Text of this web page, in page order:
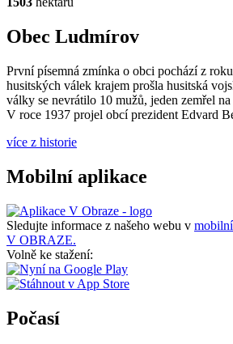
Obec Ludmírov
První písemná zmínka o obci pochází z
husitských válek krajem prošla husitská
války se nevrátilo 10 mužů, jeden zemřel
V roce 1937 projel obcí prezident Edvard
více z historie
Mobilní aplikace
Sledujte informace z našeho webu v
V OBRAZE.
Volně ke stažení:
Počasí